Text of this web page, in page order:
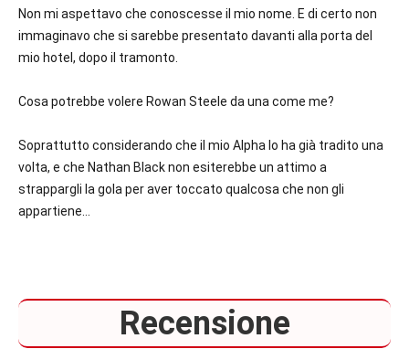
Non mi aspettavo che conoscesse il mio nome. E di certo non
immaginavo che si sarebbe presentato davanti alla porta del
mio hotel, dopo il tramonto.
Cosa potrebbe volere Rowan Steele da una come me?
Soprattutto considerando che il mio Alpha lo ha già tradito una
volta, e che Nathan Black non esiterebbe un attimo a
strappargli la gola per aver toccato qualcosa che non gli
appartiene…
Recensione